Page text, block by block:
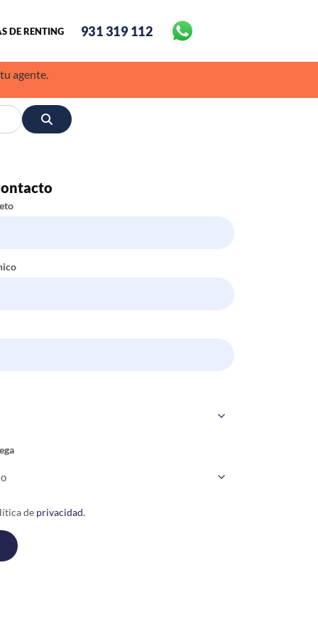
DE RENTING 931 319 112
agente.
de privacidad.